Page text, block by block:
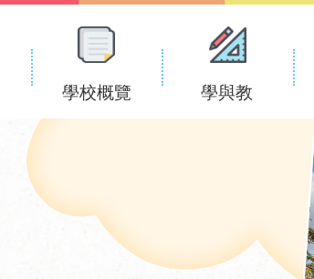
學校概覽 學與教